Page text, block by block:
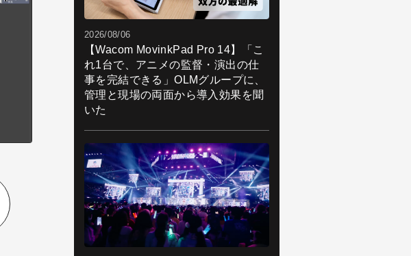
2026/08/06
【Wacom MovinkPad Pro 14】「こ
れ1台で、アニメの監督・演出の仕
事を完結できる」OLMグループに、
管理と現場の両面から導入効果を聞
いた